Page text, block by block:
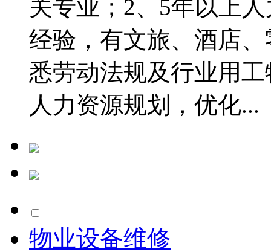
关专业；2、5年以上
经验，有文旅、酒店
悉劳动法规及行业用
人力资源规划，优化...
物业设备维修